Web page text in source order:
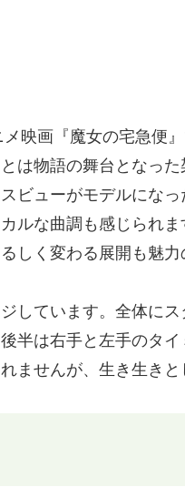
映画『魔女の宅急便
は物語の舞台となった
ビューがモデルにな
ルな曲調も感じられ
しく変わる展開も魅力
しています。全体に
半は右手と左手のタ
ませんが、生き生きと